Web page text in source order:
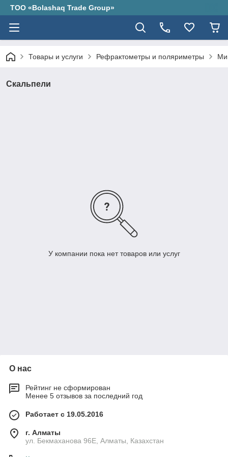
ТОО «Bolashaq Trade Group»
Товары и услуги Рефрактометры и поляриметры
Скальпели
У компании пока нет товаров или услуг
О нас
Рейтинг не сформирован
Менее 5 отзывов за последний год
Работает с 19.05.2016
г. Алматы
ул. Бекмаханова 96Е, Алматы, Казахстан